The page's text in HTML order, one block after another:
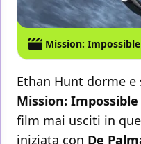
Mission:
Ethan Hunt dorme e
Mission:
film mai usciti in
iniziata con De